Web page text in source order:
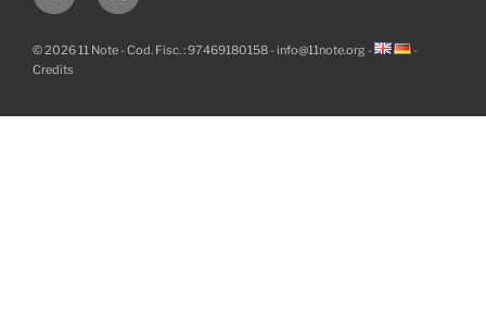
© 2026 11 Note - Cod. Fisc. : 97469180158 -info@11note.org -
-
Credits